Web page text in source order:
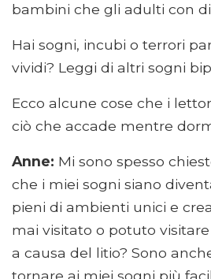
bambini che gli adulti con
Hai sogni, incubi o terrori
vividi? Leggi di altri sogni
Ecco alcune cose che i
ciò che accade mentre
Anne: Mi sono spesso
che i miei sogni siano
pieni di ambienti unici e
mai visitato o potuto
a causa del litio? Sono